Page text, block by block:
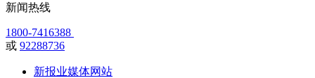
新闻热线
1800-7416388
或 92288736
新报业媒体网站